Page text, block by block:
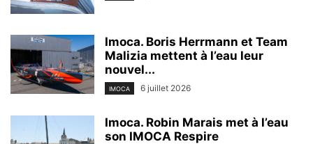
Imoca. Boris Herrmann et Team
Malizia mettent à l’eau leur
nouvel...
IMOCA 6 juillet 2026
Imoca. Robin Marais met à l’eau
son IMOCA Respire